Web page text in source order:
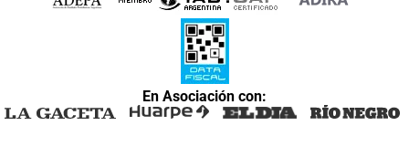
En Asociación con: